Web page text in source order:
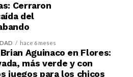
Cerraron
del
hace 6 meses
Aguinaco en Flores:
más verde y con
juegos para los chicos